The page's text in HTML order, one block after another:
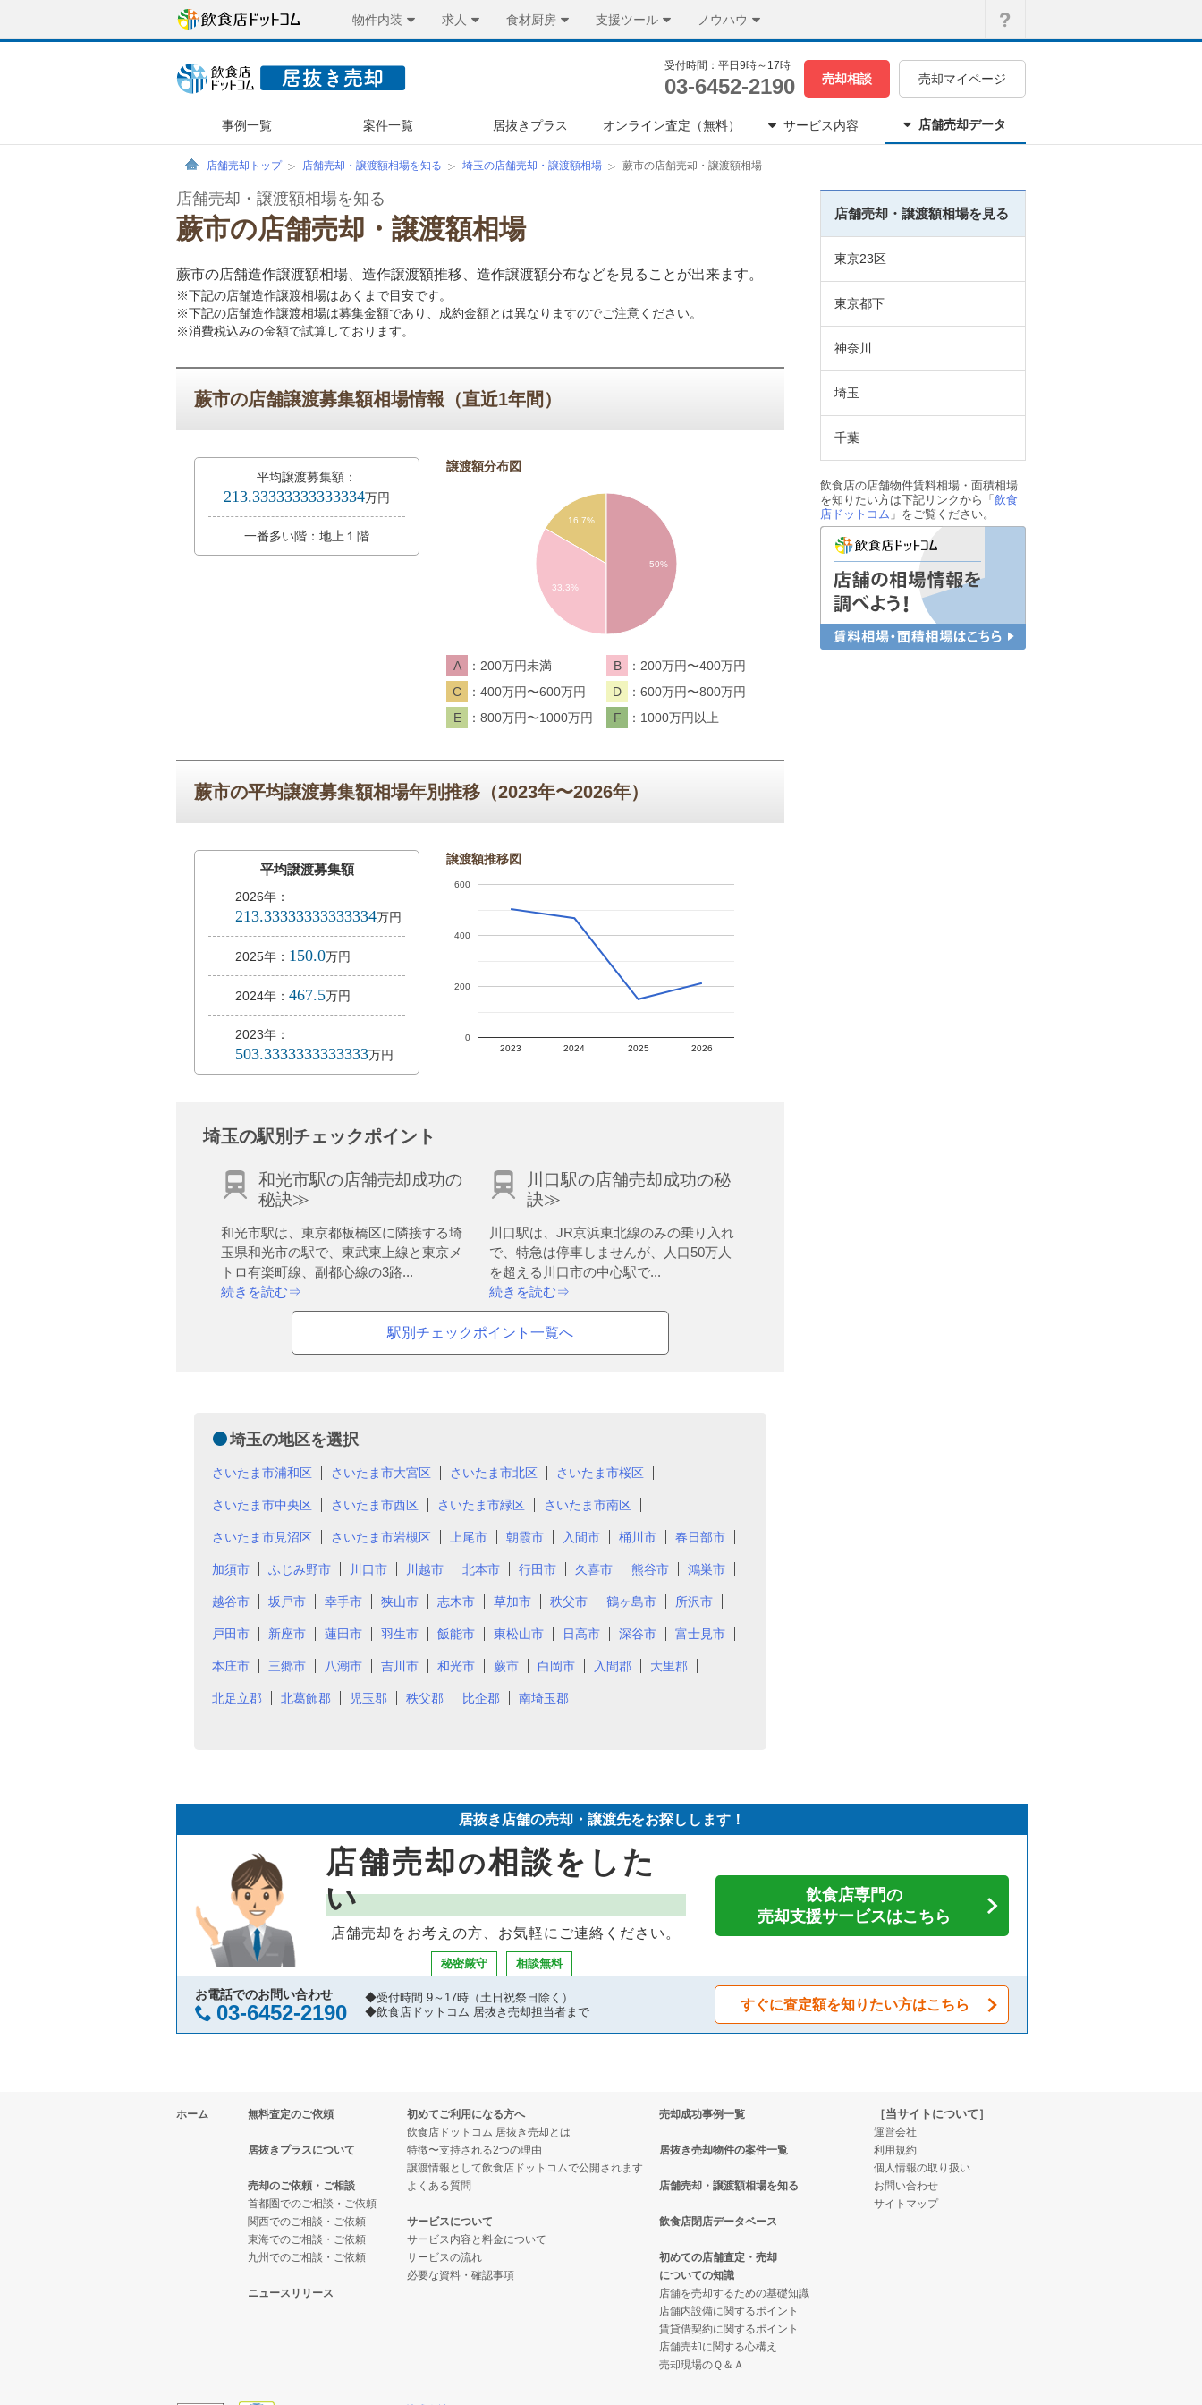
物件内装 求人 食材厨房 支援ツール ノウハウ
受付時間：平日9時～17時
03-6452-2190 売却相談 売却マイページ
事例一覧 案件一覧 居抜きプラス オンライン査定（無料） サービス内容 店舗売却データ
店舗売却トップ 店舗売却・譲渡額相場を知る 埼玉の店舗売却・譲渡額相場 蕨市の店舗売却・譲渡額相場
店舗売却・譲渡額相場を知る
蕨市の店舗売却・譲渡額相場
蕨市の店舗造作譲渡額相場、造作譲渡額推移、造作譲渡額分布などを見ることが出来ます。
※下記の店舗造作譲渡相場はあくまで目安です。
※下記の店舗造作譲渡相場は募集金額であり、成約金額とは異なりますのでご注意ください。
※消費税込みの金額で試算しております。
蕨市の店舗譲渡募集額相場情報（直近1年間）
平均譲渡募集額：
213.33333333333334万円
一番多い階：地上１階
譲渡額分布図
16.7%
33.3%
50%
A 200万円未満 B
200万円〜400万円
C
400万円〜600万円 D
600万円〜800万円
E
800万円〜1000万円 F 1000万円以上
蕨市の平均譲渡募集額相場年別推移（2023年〜2026年）
平均譲渡募集額
2026年：
213.33333333333334万円
2025年： 150.0万円
2024年： 467.5万円
2023年：
503.3333333333333万円
譲渡額推移図
2023 2024 2025 2026
0
200
400
600
埼玉の駅別チェックポイント
和光市駅の店舗売却成功の
秘訣≫
和光市駅は、東京都板橋区に隣接する埼
玉県和光市の駅で、東武東上線と東京メ
トロ有楽町線、副都心線の3路...
続きを読む⇒
川口駅の店舗売却成功の秘
訣≫
川口駅は、JR京浜東北線のみの乗り入れ
で、特急は停車しませんが、人口50万人
を超える川口市の中心駅で...
続きを読む⇒
駅別チェックポイント一覧へ
埼玉の地区を選択
さいたま市浦和区 さいたま市大宮区 さいたま市北区 さいたま市桜区
さいたま市中央区 さいたま市西区 さいたま市緑区 さいたま市南区
さいたま市見沼区 さいたま市岩槻区 上尾市 朝霞市 入間市 桶川市 春日部市
加須市 ふじみ野市 川口市 川越市 北本市 行田市 久喜市 熊谷市 鴻巣市
越谷市 坂戸市 幸手市 狭山市 志木市 草加市 秩父市 鶴ヶ島市 所沢市
戸田市 新座市 蓮田市 羽生市 飯能市 東松山市 日高市 深谷市 富士見市
本庄市 三郷市 八潮市 吉川市 和光市 蕨市 白岡市 入間郡 大里郡
北足立郡 北葛飾郡 児玉郡 秩父郡 比企郡 南埼玉郡
店舗売却・譲渡額相場を見る
東京23区
東京都下
神奈川
埼玉
千葉
飲食店の店舗物件賃料相場・面積相場
を知りたい方は下記リンクから「 飲食
店ドットコム 」をご覧ください。
居抜き店舗の売却・譲渡先をお探しします！
店舗売却の相談をした
い
店舗売却をお考えの方、お気軽にご連絡ください。
秘密厳守 相談無料
飲食店専門の
売却支援サービスはこちら
お電話でのお問い合わせ
03-6452-2190
◆受付時間 9～17時（土日祝祭日除く）
◆飲食店ドットコム 居抜き売却担当者まで
すぐに査定額を知りたい方はこちら
ホーム 無料査定のご依頼
居抜きプラスについて
売却のご依頼・ご相談
首都圏でのご相談・ご依頼
関西でのご相談・ご依頼
東海でのご相談・ご依頼
九州でのご相談・ご依頼
ニュースリリース
初めてご利用になる方へ
飲食店ドットコム 居抜き売却とは
特徴〜支持される2つの理由
譲渡情報として飲食店ドットコムで公開されます
よくある質問
サービスについて
サービス内容と料金について
サービスの流れ
必要な資料・確認事項
売却成功事例一覧
居抜き売却物件の案件一覧
店舗売却・譲渡額相場を知る
飲食店閉店データベース
初めての店舗査定・売却
についての知識
店舗を売却するための基礎知識
店舗内設備に関するポイント
賃貸借契約に関するポイント
店舗売却に関する心構え
売却現場のＱ＆Ａ
［当サイトについて］
運営会社
利用規約
個人情報の取り扱い
お問い合わせ
サイトマップ